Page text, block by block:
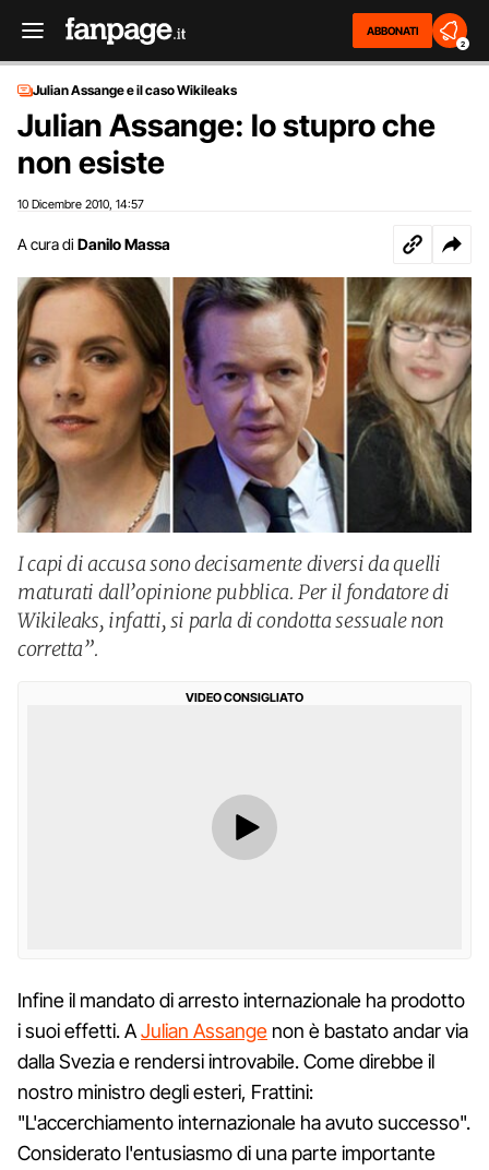
ABBONATI
2
Julian Assange e il caso Wikileaks
Julian Assange: lo stupro che
non esiste
10 Dicembre 2010 14:57
A cura di Danilo Massa
I capi di accusa sono decisamente diversi da quelli
maturati dall’opinione pubblica. Per il fondatore di
Wikileaks, infatti, si parla di condotta sessuale non
corretta”.
VIDEO CONSIGLIATO
Infine il mandato di arresto internazionale ha prodotto
i suoi effetti. AJulian Assange non è bastato andar via
dalla Svezia e rendersi introvabile. Come direbbe il
nostro ministro degli esteri, Frattini:
"L'accerchiamento internazionale ha avuto successo".
Considerato l'entusiasmo di una parte importante